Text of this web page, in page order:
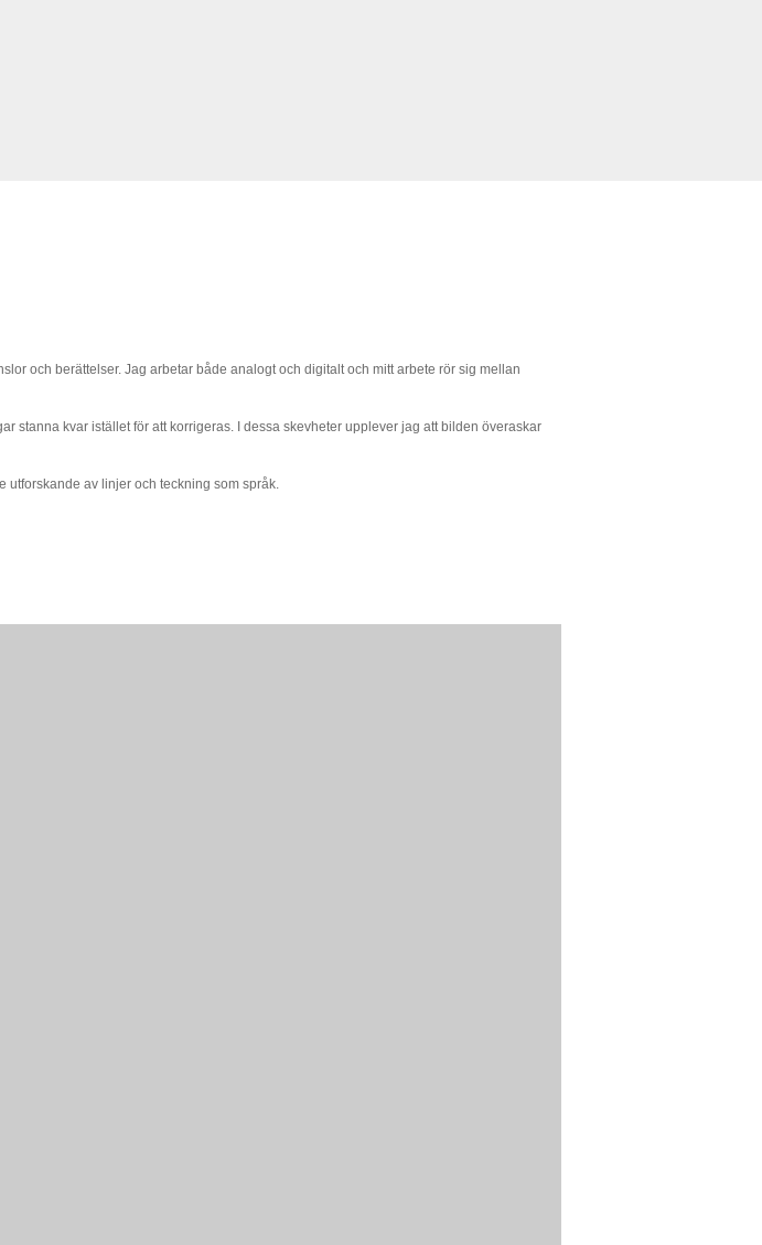
och berättelser. Jag arbetar både analogt och digitalt och mitt arbete rör sig mellan
stanna kvar istället för att korrigeras. I dessa skevheter upplever jag att bilden överaskar
utforskande av linjer och teckning som språk.